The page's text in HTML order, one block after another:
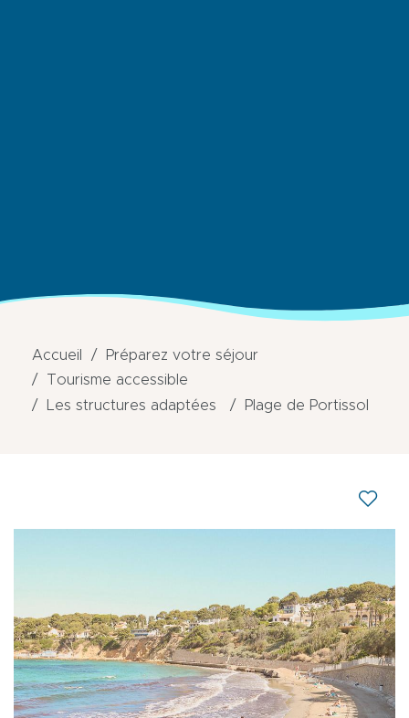
Accueil
Préparez votre séjour
Tourisme accessible
Les structures adaptées
Plage de Portissol